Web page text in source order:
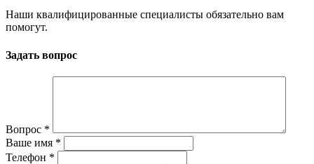
Наши квалифицированные специалисты обязательно вам
помогут.
Задать вопрос
Вопрос *
Ваше имя *
Телефон *